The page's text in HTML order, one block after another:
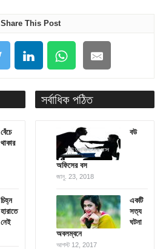
Share This Post
বেঁচে
থাকার
চিহ্ন
হারাতে
নেই
সর্বাধিক পঠিত
বউ
অফিসের বস
জানু. 23, 2018
একটি
সত্য
ঘটনা
অবলম্বনে
আগস্ট 12, 2017